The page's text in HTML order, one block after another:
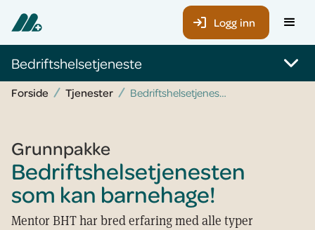
Logg inn
Bedriftshelsetjeneste
Forside Tjenester Bedriftshelsetjenesten som kan barnehage!
Grunnpakke
Bedriftshelsetjenesten
som kan barnehage!
Mentor BHT har bred erfaring med alle typer